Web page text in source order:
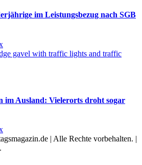
im Leistungsbezug nach SGB
im Ausland: Vielerorts droht sogar
| Alle Rechte vorbehalten. |